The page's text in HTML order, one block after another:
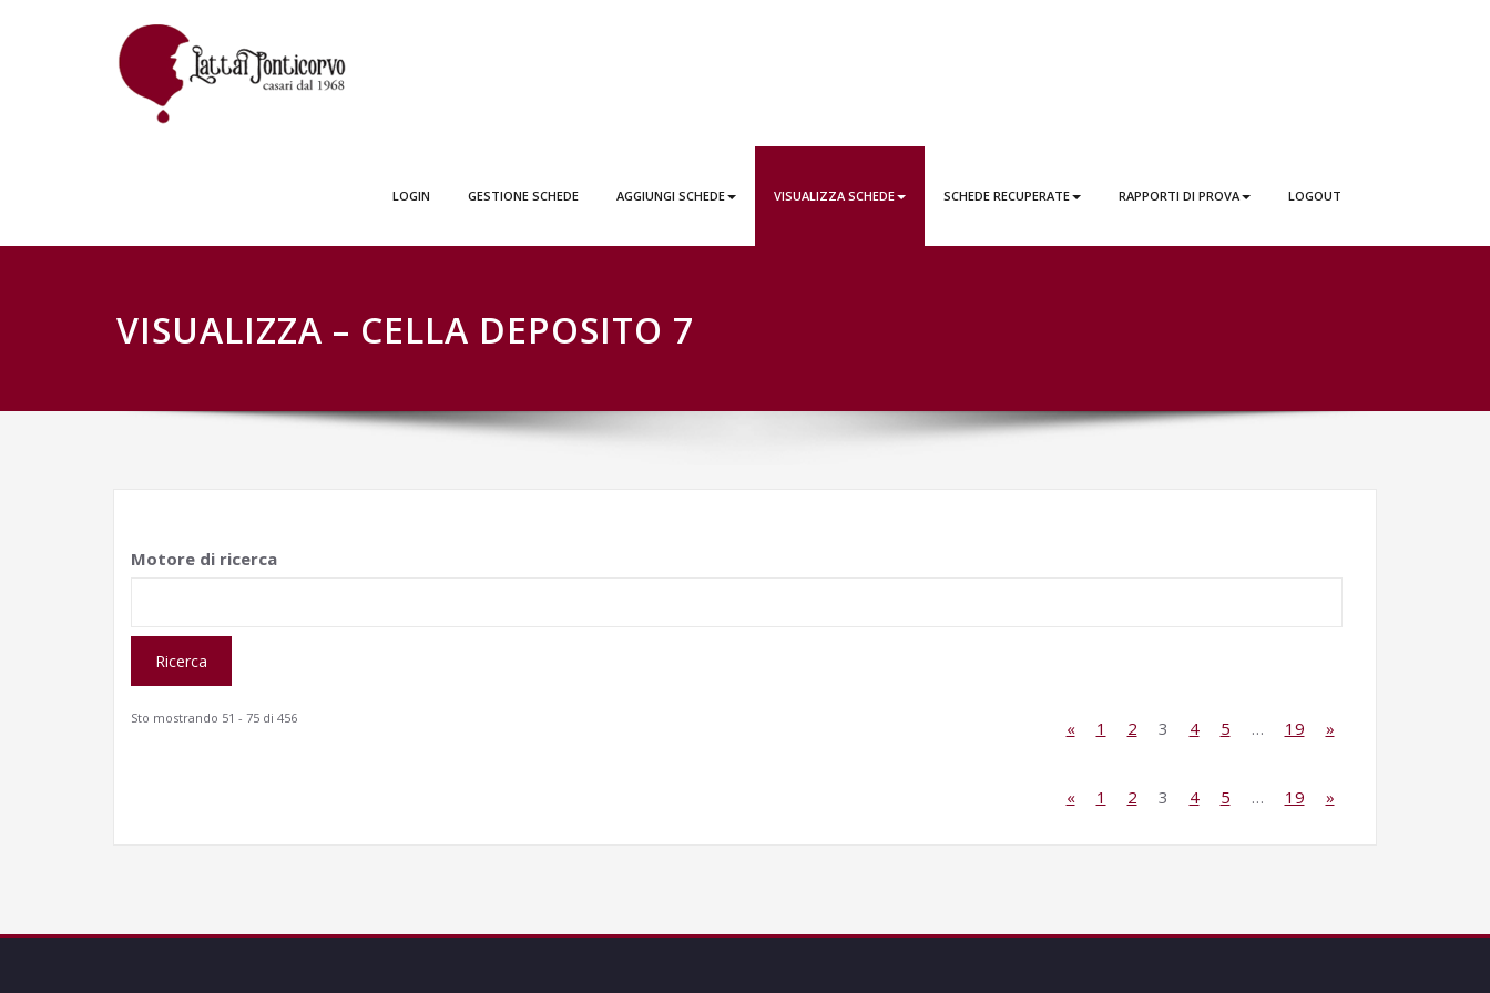
LOGIN GESTIONE SCHEDE AGGIUNGI SCHEDE VISUALIZZA SCHEDE SCHEDE RECUPERATE RAPPORTI DI PROVA LOGOUT
VISUALIZZA – CELLA DEPOSITO 7
Motore di ricerca
Sto mostrando 51 - 75 di 456 « 1 2 3 4 5 … 19 »
« 1 2 3 4 5 … 19 »